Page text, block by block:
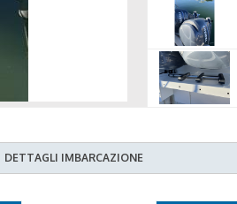
DETTAGLI IMBARCAZIONE